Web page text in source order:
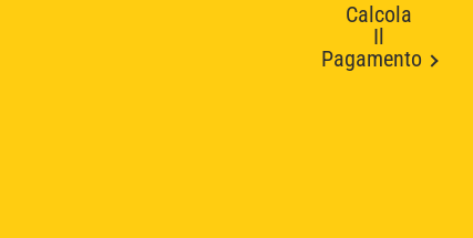
Calcola
Il
Pagamento